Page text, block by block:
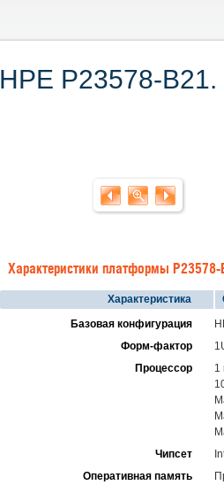
HPE P23578-B21.
Характеристики платформы P23578-
Характеристика
Базовая конфигурация
Форм-фактор
Процессор
1
Чипсет
Оперативная память